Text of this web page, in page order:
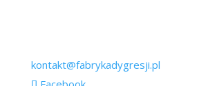
kontakt@fabrykadygresji.pl